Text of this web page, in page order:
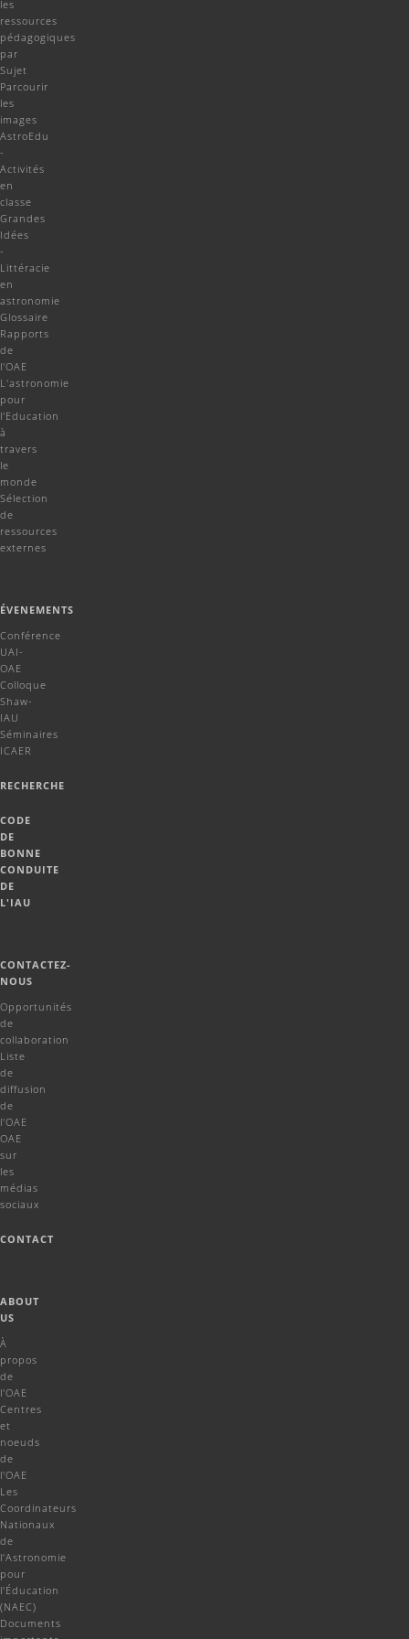
les
ressources
pédagogiques
par
Sujet
Parcourir
les
images
AstroEdu
-
Activités
en
classe
Grandes
Idées
-
Littéracie
en
astronomie
Glossaire
Rapports
de
l'OAE
L'astronomie
pour
l'Education
à
travers
le
monde
Sélection
de
ressources
externes
ÉVENEMENTS
Conférence
UAI-
OAE
Colloque
Shaw-
IAU
Séminaires
ICAER
RECHERCHE
CODE
DE
BONNE
CONDUITE
DE
L'IAU
CONTACTEZ-
NOUS
Opportunités
de
collaboration
Liste
de
diffusion
de
l'OAE
OAE
sur
les
médias
sociaux
CONTACT
ABOUT
US
À
propos
de
l'OAE
Centres
et
noeuds
de
l'OAE
Les
Coordinateurs
Nationaux
de
l'Astronomie
pour
l'Éducation
(NAEC)
Documents